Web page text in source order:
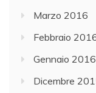
Marzo 2016
Febbraio
Gennaio 2016
Dicembre